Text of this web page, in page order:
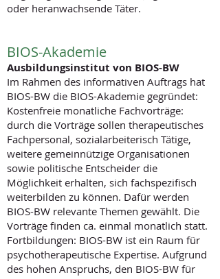
oder heranwachsende Täter.
BIOS-Akademie
Ausbildungsinstitut von BIOS-BW
Im Rahmen des informativen Auftrags hat
BIOS-BW die BIOS-Akademie gegründet:
Kostenfreie monatliche Fachvorträge:
durch die Vorträge sollen therapeutisches
Fachpersonal, sozialarbeiterisch Tätige,
weitere gemeinnützige Organisationen
sowie politische Entscheider die
Möglichkeit erhalten, sich fachspezifisch
weiterbilden zu können. Dafür werden
BIOS-BW relevante Themen gewählt. Die
Vorträge finden ca. einmal monatlich statt.
Fortbildungen: BIOS-BW ist ein Raum für
psychotherapeutische Expertise. Aufgrund
des hohen Anspruchs, den BIOS-BW für